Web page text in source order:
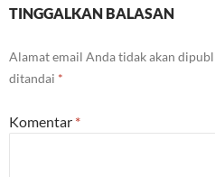
TINGGALKAN BALASAN
Alamat email Anda tidak akan
ditandai *
Komentar *